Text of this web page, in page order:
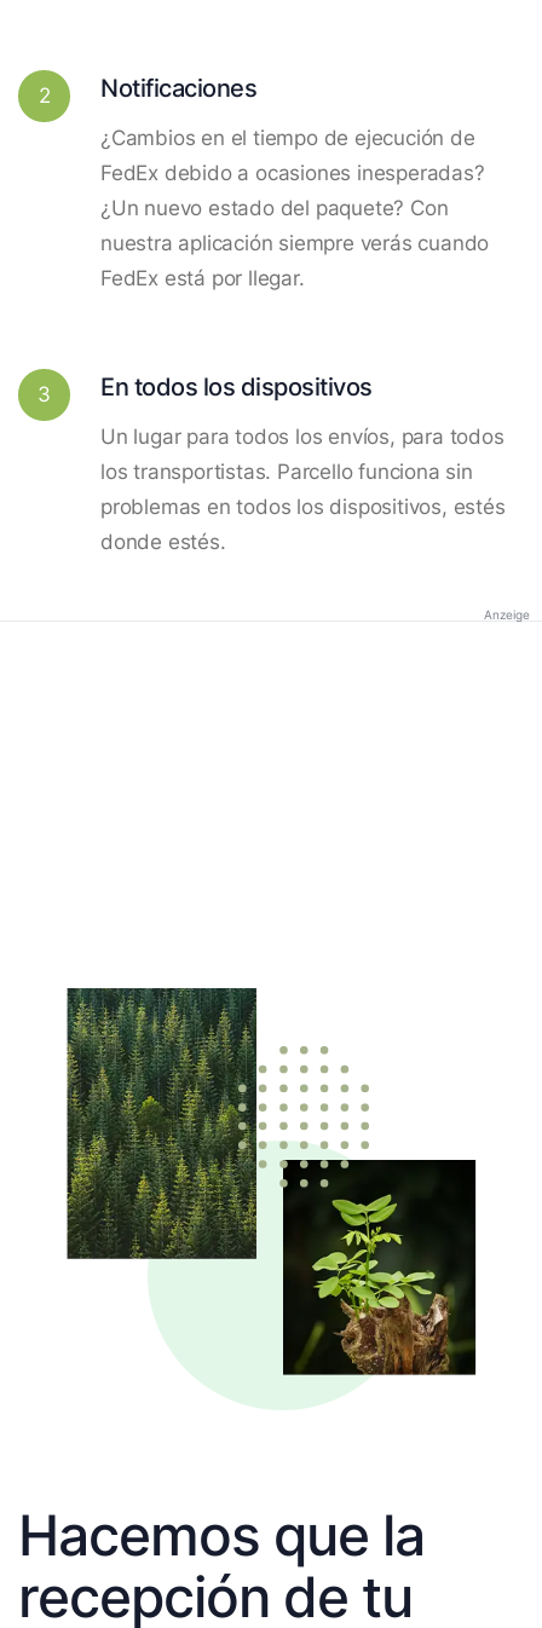
2 Notificaciones
¿Cambios en el tiempo de ejecución de
FedEx debido a ocasiones inesperadas?
¿Un nuevo estado del paquete? Con
nuestra aplicación siempre verás cuando
FedEx está por llegar.
3 En todos los dispositivos
Un lugar para todos los envíos, para todos
los transportistas. Parcello funciona sin
problemas en todos los dispositivos, estés
donde estés.
Anzeige
Hacemos que la
recepción de tu